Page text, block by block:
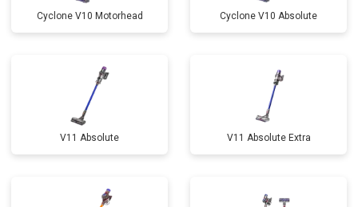
Cyclone V10 Motorhead Cyclone V10 Absolute
V11 Absolute V11 Absolute Extra